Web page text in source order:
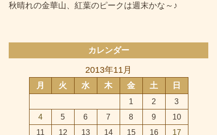
秋晴れの金華山、紅葉のピークは週末かな～♪
カレンダー
2013年11月
月 火 水 木 金 土 日
1 2
3
4
5 6 7 8 9
10
11
12 13 14 15 16
17